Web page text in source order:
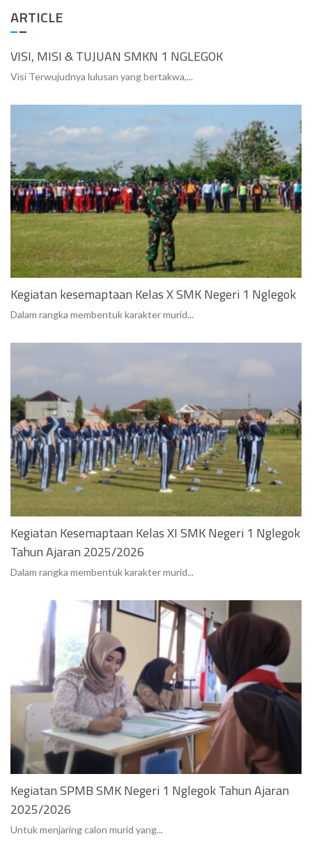
ARTICLE
VISI, MISI & TUJUAN SMKN 1 NGLEGOK
Visi Terwujudnya lulusan yang bertakwa,...
Kegiatan kesemaptaan Kelas X SMK Negeri 1 Nglegok
Dalam rangka membentuk karakter murid...
Kegiatan Kesemaptaan Kelas XI SMK Negeri 1 Nglegok
Tahun Ajaran 2025/2026
Dalam rangka membentuk karakter murid...
Kegiatan SPMB SMK Negeri 1 Nglegok Tahun Ajaran
2025/2026
Untuk menjaring calon murid yang...